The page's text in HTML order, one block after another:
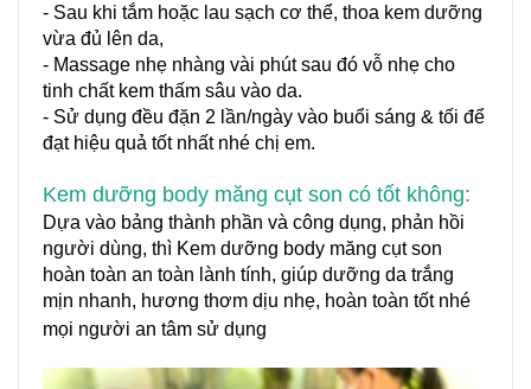
- Sau khi tắm hoặc lau sạch cơ thể, thoa kem dưỡng
vừa đủ lên da,
- Massage nhẹ nhàng vài phút sau đó vỗ nhẹ cho
tinh chất kem thấm sâu vào da.
- Sử dụng đều đặn 2 lần/ngày vào buổi sáng & tối để
đạt hiệu quả tốt nhất nhé chị em.
Kem dưỡng body măng cụt son có tốt không:
Dựa vào bảng thành phần và công dụng, phản hồi
người dùng, thì Kem dưỡng body măng cụt son
hoàn toàn an toàn lành tính, giúp dưỡng da trắng
mịn nhanh, hương thơm dịu nhẹ, hoàn toàn tốt nhé
mọi người an tâm sử dụng